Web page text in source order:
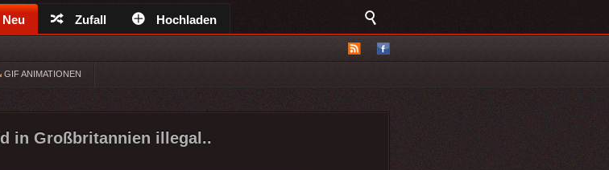
Neu Zufall Hochladen
GIF ANIMATIONEN
in Großbritannien illegal..